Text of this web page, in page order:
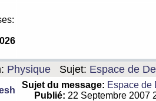
Physique Sujet: Espace de
Sujet du message: Espace de
Publié: 22 Septembre 2007